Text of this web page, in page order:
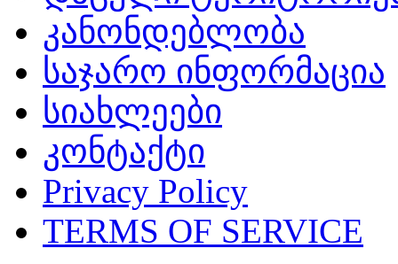
კანონდებლობა
საჯარო ინფორმაცია
სიახლეები
კონტაქტი
Privacy Policy
TERMS OF SERVICE